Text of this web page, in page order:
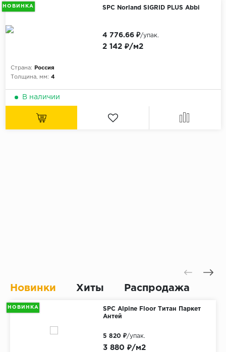
НОВИНКА SPC Norland SIGRID PLUS Abbi
Страна:
Россия
Толщина, мм: 4
2 142 ₽/м2
4 776.66 ₽/упак.
В наличии
Новинки Хиты Распродажа
НОВИНКА
SPC Alpine Floor Титан Паркет
Антей
3 880 ₽/м2
5 820 ₽/упак.